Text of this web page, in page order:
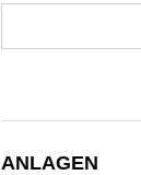
ANLAGEN